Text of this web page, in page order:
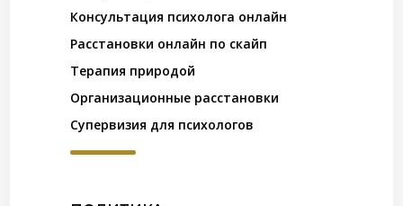
Консультация психолога онлайн
Расстановки онлайн по скайп
Терапия природой
Организационные расстановки
Супервизия для психологов